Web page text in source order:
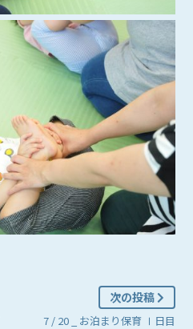
次の投稿
7 / 20 _ お泊まり保育 Ⅰ日目